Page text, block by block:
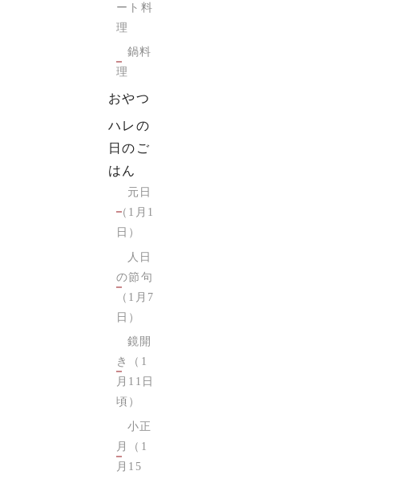
ート料
理
鍋料
理
おやつ
ハレの
日のご
はん
元日
（1月1
日）
人日
の節句
（1月7
日）
鏡開
き（1
月11日
頃）
小正
月（1
月15